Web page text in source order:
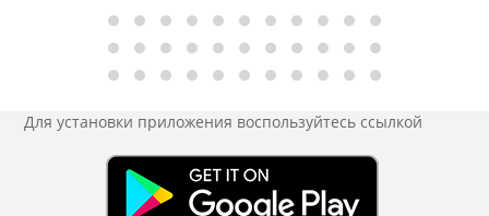
Для установки приложения воспользуйтесь ссылкой